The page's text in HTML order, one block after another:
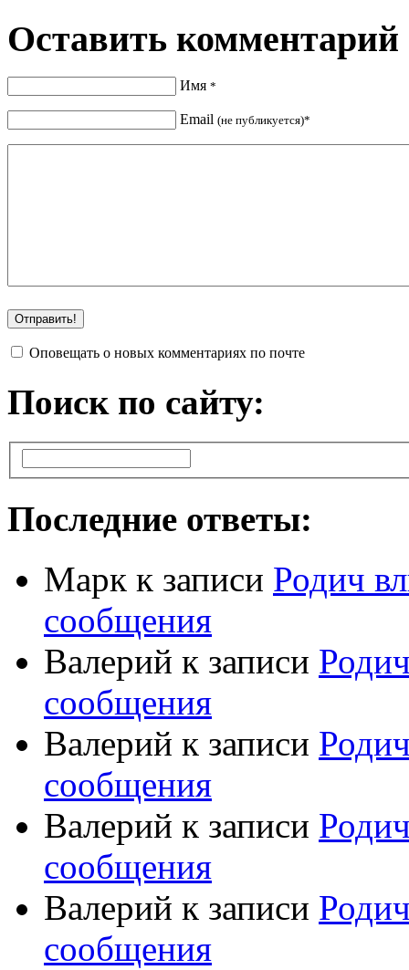
Оставить комментарий
Имя *
Email (не публикуется)*
Оповещать о новых комментариях по почте
Поиск по сайту:
Последние ответы:
Марк к записи Родич
сообщения
Валерий к записи
сообщения
Валерий к записи
сообщения
Валерий к записи
сообщения
Валерий к записи
сообщения